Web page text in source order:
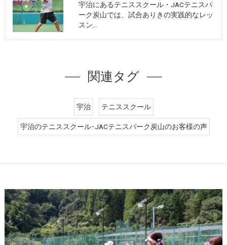
宇治にあるテニススクール・JACテニスパ
ーク炭山では、試合ありきの実践的なレッ
スン…
関連タグ
宇治 テニススクール
宇治のテニススクール･JACテニスパーク炭山のお客様の声